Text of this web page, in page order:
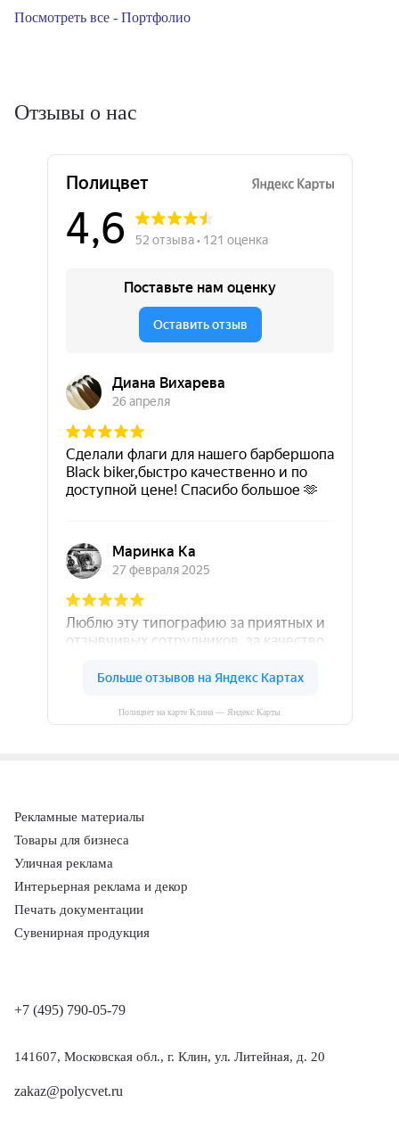
Посмотреть все - Портфолио
Отзывы о нас
Полицвет на карте Клина — Яндекс Карты
Рекламные материалы
Товары для бизнеса
Уличная реклама
Интерьерная реклама и декор
Печать документации
Сувенирная продукция
+7 (495) 790-05-79
141607, Московская обл., г. Клин, ул. Литейная, д. 20
zakaz@polycvet.ru